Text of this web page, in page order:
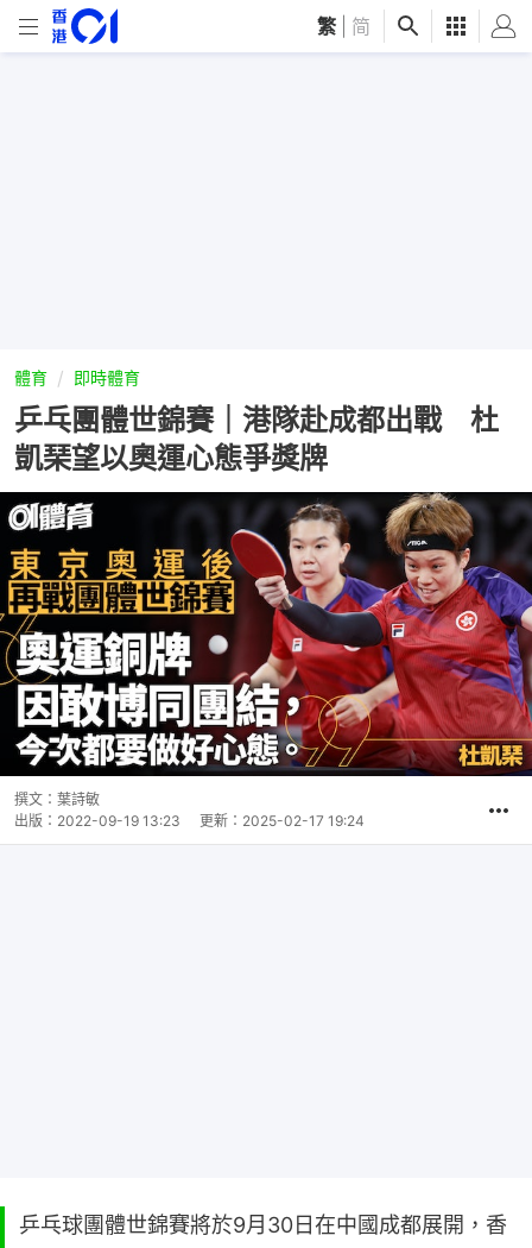
繁 简
體育 即時體育
乒乓團體世錦賽｜港隊赴成都出戰 杜
凱琹望以奧運心態爭獎牌
撰文： 葉詩敏
出版： 2022-09-19 13:23 更新： 2025-02-17 19:24
乒乓球團體世錦賽將於9月30日在中國成都展開，香